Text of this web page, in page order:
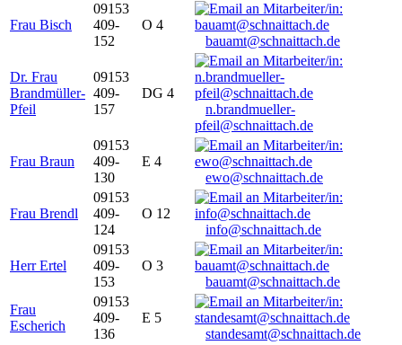
Frau Bisch
09153
409-
152
O 4
bauamt@schnaittach.de
Dr. Frau
Brandmüller-
Pfeil
09153
409-
157
DG 4
n.brandmueller-
pfeil@schnaittach.de
Frau Braun
09153
409-
130
E 4
ewo@schnaittach.de
Frau Brendl
09153
409-
124
O 12
info@schnaittach.de
Herr Ertel
09153
409-
153
O 3
bauamt@schnaittach.de
Frau
Escherich
09153
409-
136
E 5
standesamt@schnaittach.de